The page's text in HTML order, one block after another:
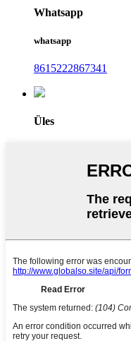
Whatsapp
whatsapp
8615222867341
Üles